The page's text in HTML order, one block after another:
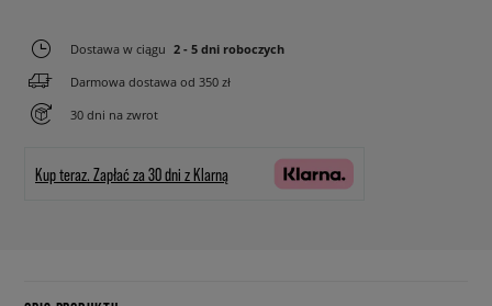
Dostawa w ciągu 2 - 5 dni roboczych
Darmowa dostawa od 350 zł
30 dni na zwrot
Kup teraz. Zapłać za 30 dni z Klarną